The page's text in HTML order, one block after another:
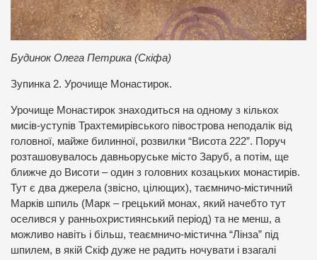
Будинок Олега Петрика (Скіфа)
Зупинка 2. Урочище Монастирок.
Урочище Монастирок знаходиться на одному з кількох
мисів-уступів Трахтемирівського півострова неподалік від
головної, майже билинної, розвилки “Висота 222”. Поруч
розташовувалось давньоруське місто Заруб, а потім, ще
ближче до Висоти – один з головних козацьких монастирів.
Тут є два джерела (звісно, цілющих), таємничо-містичний
Марків шпиль (Марк – грецький монах, який начебто тут
оселився у ранньохристиянський період) та не менш, а
можливо навіть і більш, теаємничо-містична “Лінза” під
шпилем, в якій Скіф дуже не радить ночувати і взагалі